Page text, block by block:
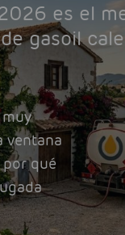
es el
gasoil
ventana
qué